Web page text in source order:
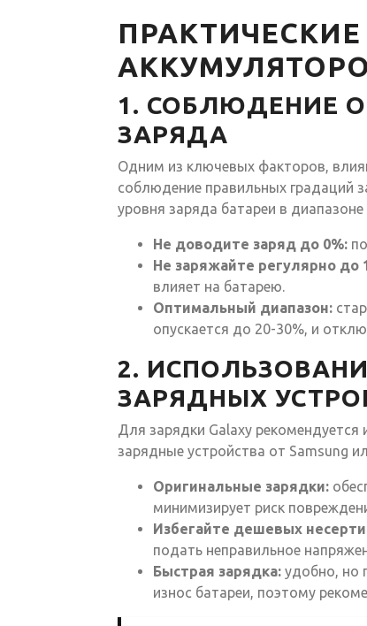
1. СОБЛЮДЕНИЕ
ЗАРЯДА
Одним из ключевых факторов,
соблюдение правильных градаций
уровня заряда батареи в
Не доводите заряд до 0%:
Не заряжайте регулярно до
влияет на батарею.
Оптимальный диапазон:
опускается до 20-30%, и
2.
ЗАРЯДНЫХ
Для зарядки Galaxy
зарядные устройства от Samsung
Оригинальные зарядки:
минимизирует риск
Избегайте дешевых
подать неправильное
Быстрая зарядка: удобно, но
износ батареи, поэтому